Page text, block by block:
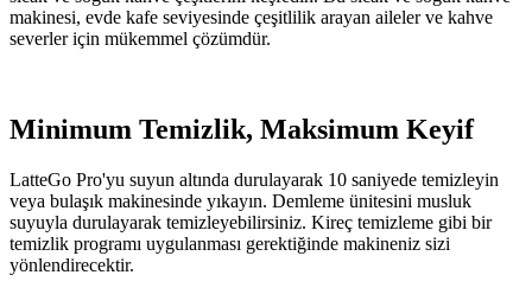
makinesi, evde kafe seviyesinde çeşitlilik arayan aileler ve kahve
severler için mükemmel çözümdür.
Minimum Temizlik, Maksimum Keyif
LatteGo Pro'yu suyun altında durulayarak 10 saniyede temizleyin
veya bulaşık makinesinde yıkayın. Demleme ünitesini musluk
suyuyla durulayarak temizleyebilirsiniz. Kireç temizleme gibi bir
temizlik programı uygulanması gerektiğinde makineniz sizi
yönlendirecektir.